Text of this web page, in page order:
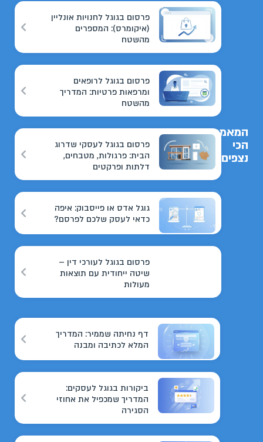
המאמרים
הכי
נצפים
פרסום בגוגל לחנויות אונליין
(איקומרס): המספרים
מהשטח
פרסום בגוגל לרופאים
ומרפאות פרטיות: המדריך
מהשטח
פרסום בגוגל לעסקי שדרוג
הבית: פרגולות, מטבחים,
דלתות ופרקטים
גוגל אדס או פייסבוק: איפה
כדאי לעסק שלכם לפרסם?
פרסום בגוגל לעורכי דין –
שיטה ייחודית עם תוצאות
מעולות
דף נחיתה שממיר: המדריך
המלא לכתיבה ומבנה
ביקורות בגוגל לעסקים:
המדריך שמכפיל את אחוזי
הסגירה